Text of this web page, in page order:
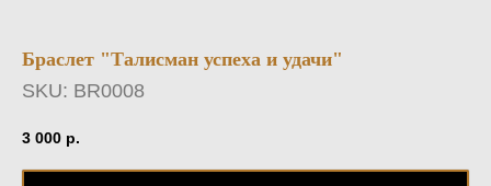
Браслет "Талисман успеха и удачи"
SKU: BR0008
3 000 р.